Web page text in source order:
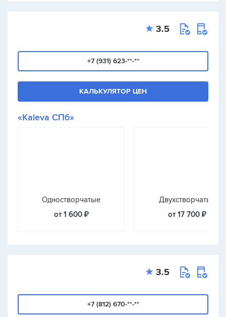
3.5
+7 (931) 623-**-**
КАЛЬКУЛЯТОР ЦЕН
«Kaleva СПб»
Одностворчатые
от 1 600 ₽
Двухстворчатые
от 17 700 ₽
3.5
+7 (812) 670-**-**